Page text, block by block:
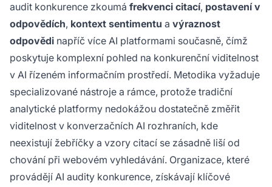
audit konkurence zkoumá frekvenci citací, postavení v
odpovědích, kontext sentimentu a výraznost
odpovědi napříč více AI platformami současně, čímž
poskytuje komplexní pohled na konkurenční viditelnost
v AI řízeném informačním prostředí. Metodika vyžaduje
specializované nástroje a rámce, protože tradiční
analytické platformy nedokážou dostatečně změřit
viditelnost v konverzačních AI rozhraních, kde
neexistují žebříčky a vzory citací se zásadně liší od
chování při webovém vyhledávání. Organizace, které
provádějí AI audity konkurence, získávají klíčové